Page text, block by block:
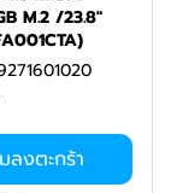
M.2 /23.8"
ลงตะกร้า